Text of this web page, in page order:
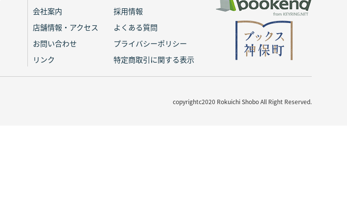
会社案内
採用情報
店舗情報・アクセス
よくある質問
お問い合わせ
プライバシーポリシー
リンク
特定商取引に関する表示
copyrightc2020 Rokuichi Shobo All Right Reserved.